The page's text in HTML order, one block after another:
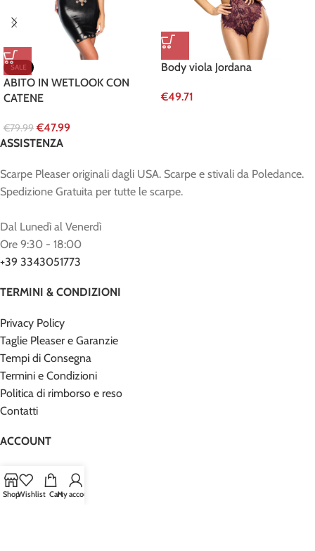
SALE
ABITO IN WETLOOK CON
CATENE
€79.99 €47.99
Body viola Jordana
€49.71
ASSISTENZA
Scarpe Pleaser originali dagli USA. Scarpe e stivali da Poledance.
Spedizione Gratuita per tutte le scarpe.
Dal Lunedì al Venerdì
Ore 9:30 - 18:00
+39 3343051773
TERMINI & CONDIZIONI
Privacy Policy
Taglie Pleaser e Garanzie
Tempi di Consegna
Termini e Condizioni
Politica di rimborso e reso
Contatti
ACCOUNT
Richiesta Reso
Il mio Account
ShopWishlist CartMy account